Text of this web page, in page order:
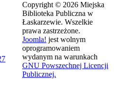
Copyright © 2026 Miejska
Biblioteka Publiczna w
Łaskarzewie. Wszelkie
prawa zastrzeżone.
Joomla! jest wolnym
oprogramowaniem
wydanym na warunkach
GNU Powszechnej Licencji
Publicznej.